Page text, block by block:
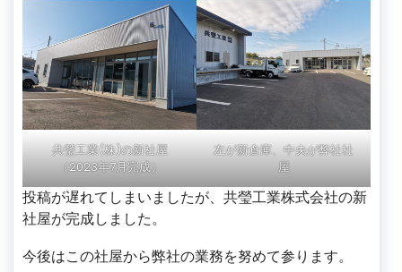
共瑩工業(株)の新社屋
（2023年7月完成）
左が新倉庫、中央が弊社社
屋
投稿が遅れてしまいましたが、共瑩工業株式会社の新
社屋が完成しました。
今後はこの社屋から弊社の業務を努めて参ります。